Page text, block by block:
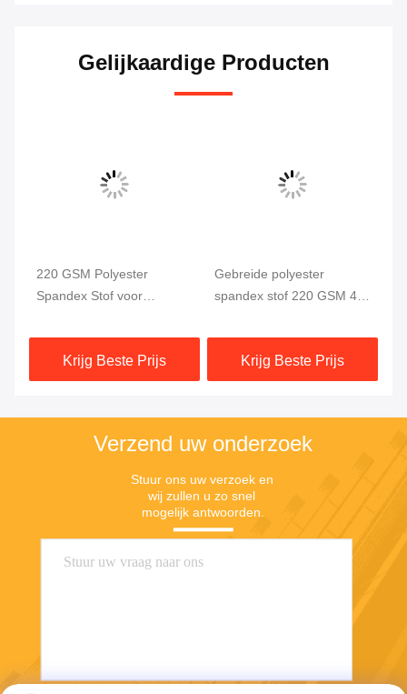
Gelijkaardige Producten
220 GSM Polyester
Spandex Stof voor
Sportkleding
Krijg Beste Prijs
Gebreide polyester
spandex stof 220 GSM 4-
Krijg Beste Prijs
Verzend uw onderzoek
Stuur ons uw verzoek en
wij zullen u zo snel
mogelijk antwoorden.